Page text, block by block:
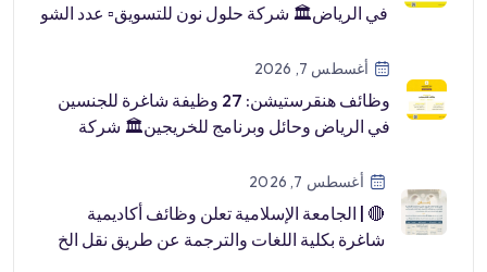
في الرياض🏛 شركة حلول نون للتسويق▫️ عدد الشو
أغسطس 7, 2026
وظائف هنقرستيشن: 27 وظيفة شاغرة للجنسين
في الرياض وحائل وبرنامج للخريجين🏛 شركة
أغسطس 7, 2026
🔴 | الجامعة الإسلامية تعلن وظائف أكاديمية
شاغرة بكلية اللغات والترجمة عن طريق نقل الخ